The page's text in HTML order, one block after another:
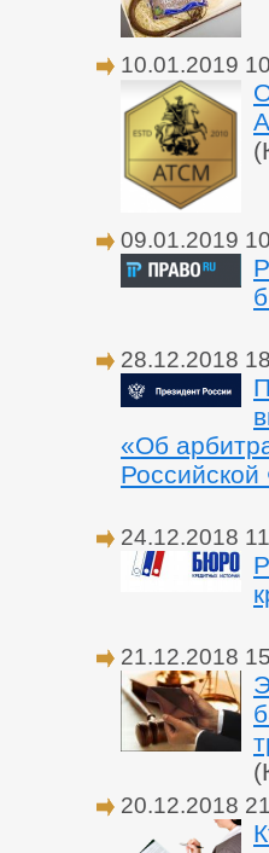
10.01.2019
09.01.2019
28.12.2018
«Об
24.12.2018
21.12.2018
20.12.2018